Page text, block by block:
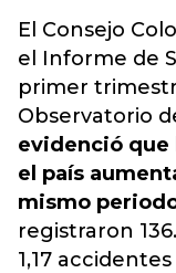
El Consejo
el Informe de
primer
Observatorio
evidenció que
el país
mismo
registraron
1,17